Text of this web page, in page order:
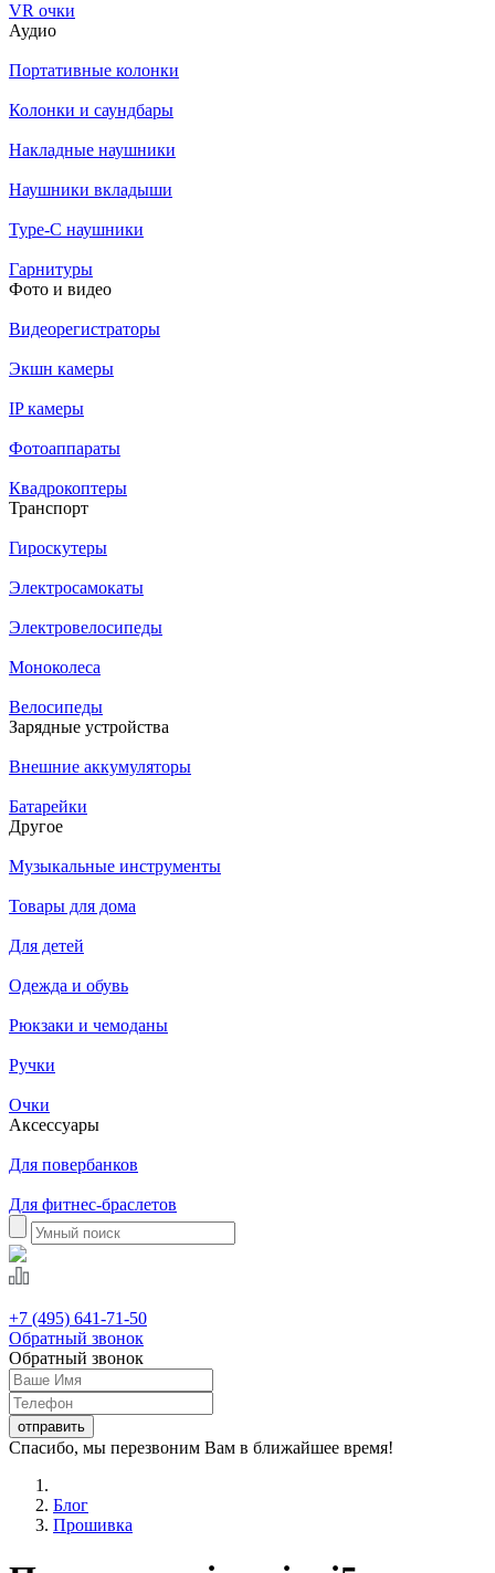
VR очки
Аудио
Портативные колонки
Колонки и саундбары
Накладные наушники
Наушники вкладыши
Type-C наушники
Гарнитуры
Фото и видео
Видеорегистраторы
Экшн камеры
IP камеры
Фотоаппараты
Квадрокоптеры
Транспорт
Гироскутеры
Электросамокаты
Электровелосипеды
Моноколеса
Велосипеды
Зарядные устройства
Внешние аккумуляторы
Батарейки
Другое
Музыкальные инструменты
Товары для дома
Для детей
Одежда и обувь
Рюкзаки и чемоданы
Ручки
Очки
Аксессуары
Для повербанков
Для фитнес-браслетов
+7 (495) 641-71-50
Обратный звонок
Обратный звонок
Спасибо, мы перезвоним Вам в ближайшее время!
Блог
Прошивка